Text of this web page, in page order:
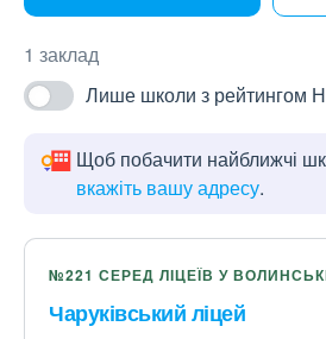
1 заклад
Лише школи з рейтингом
Щоб побачити найближчі
вкажіть вашу адресу.
№221 СЕРЕД ЛІЦЕЇВ У
Чаруківський ліцей